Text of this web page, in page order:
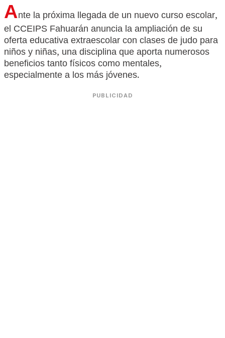
Ante la próxima llegada de un nuevo curso escolar,
el CCEIPS Fahuarán anuncia la ampliación de su
oferta educativa extraescolar con clases de judo para
niños y niñas, una disciplina que aporta numerosos
beneficios tanto físicos como mentales,
especialmente a los más jóvenes.
PUBLICIDAD